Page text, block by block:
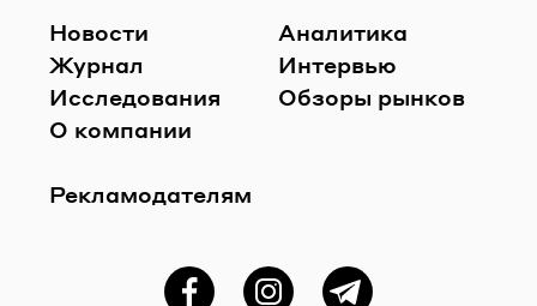
Новости
Журнал
Исследования
О компании
Рекламодателям
Аналитика
Интервью
Обзоры рынков